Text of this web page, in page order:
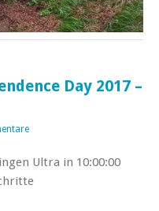
Day 2017 –
Ultra in 10:00:00